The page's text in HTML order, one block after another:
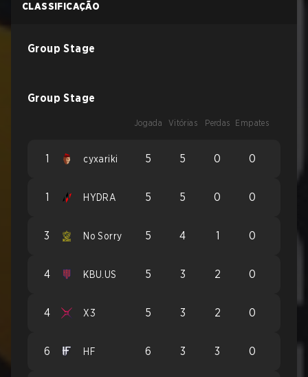
CLASSIFICAÇÃO
Group Stage
Group Stage
Jogada Vitórias Perdas Empates
1 cyxariki 5 5 0 0
1 HYDRA 5 5 0 0
3 No Sorry 5 4 1 0
4 KBU.US 5 3 2 0
4 X3 5 3 2 0
6 HF 6 3 3 0